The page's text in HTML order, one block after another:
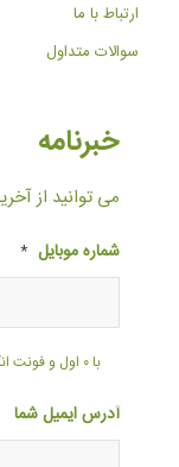
ارتباط با ما
سوالات متداول
خبرنامه
می توانید از
شماره موبایل *
با ۰ اول و فونت انگلیسی لطفا!
آدرس ایمیل شما